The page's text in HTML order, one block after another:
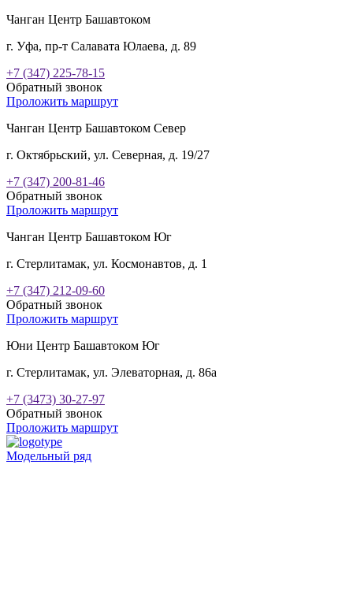
Чанган Центр Башавтоком
г. Уфа, пр-т Салавата Юлаева, д. 89
+7 (347) 225-78-15
Обратный звонок
Проложить маршрут
Чанган Центр Башавтоком Север
г. Октябрьский, ул. Северная, д. 19/27
+7 (347) 200-81-46
Обратный звонок
Проложить маршрут
Чанган Центр Башавтоком Юг
г. Стерлитамак, ул. Космонавтов, д. 1
+7 (347) 212-09-60
Обратный звонок
Проложить маршрут
Юни Центр Башавтоком Юг
г. Стерлитамак, ул. Элеваторная, д. 86а
+7 (3473) 30-27-97
Обратный звонок
Проложить маршрут
Модельный ряд